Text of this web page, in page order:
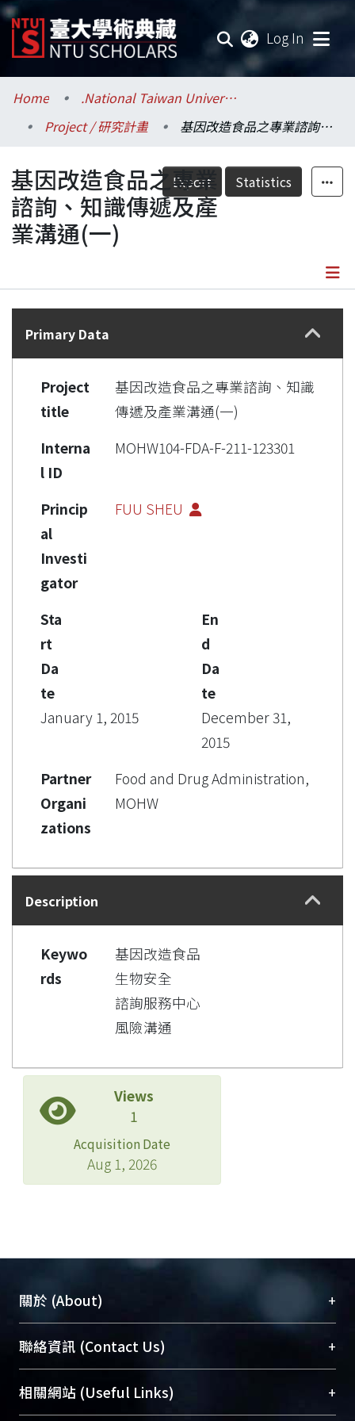
Log In
Communities & Collections
Research Outputs
Fundings & Projects
Researchers
Statistics
Home
.National Taiwan University / 國立臺灣大學
Project / 研究計畫
基因改造食品之專業諮詢、知識傳遞及產業溝通(一)
Export Statistics
基因改造食品之專業
諮詢、知識傳遞及產
業溝通(一)
Details
Primary Data
Project
title
基因改造食品之專業諮詢、知識
傳遞及產業溝通(一)
Interna
l ID
MOHW104-FDA-F-211-123301
Princip
al
Investi
gator
FUU SHEU
Sta
rt
Da
te
January 1, 2015
En
d
Da
te
December 31,
2015
Partner
Organi
zations
Food and Drug Administration,
MOHW
Description
Keywo
rds
基因改造食品
生物安全
諮詢服務中心
風險溝通
Views
1
Acquisition Date
Aug 1, 2026
關於 (About) +
臺大位居世界頂尖大學之列，為永久珍藏及向國際
展現本校豐碩的研究成果及學術能量，圖書館整合
機構典藏（NTUR）與學術庫（AH）不同功能平
台，成為臺大學術典藏NTU scholars。期能整合研
聯絡資訊 (Contact Us) +
總館學科館員(Main Library)
醫學圖書館學科館員(Medical Library)
相關網站 (Useful Links) +